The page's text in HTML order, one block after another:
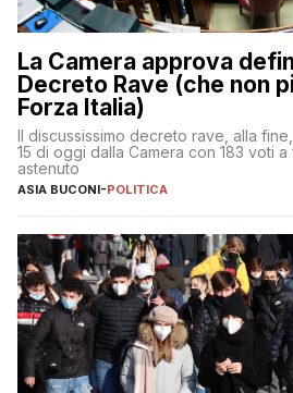
La Camera approva
Decreto Rave (che non
Forza Italia)
Il discussissimo decreto rave, alla
15 di oggi dalla Camera con 183 voti
astenuto
ASIA BUCONI-POLITICA